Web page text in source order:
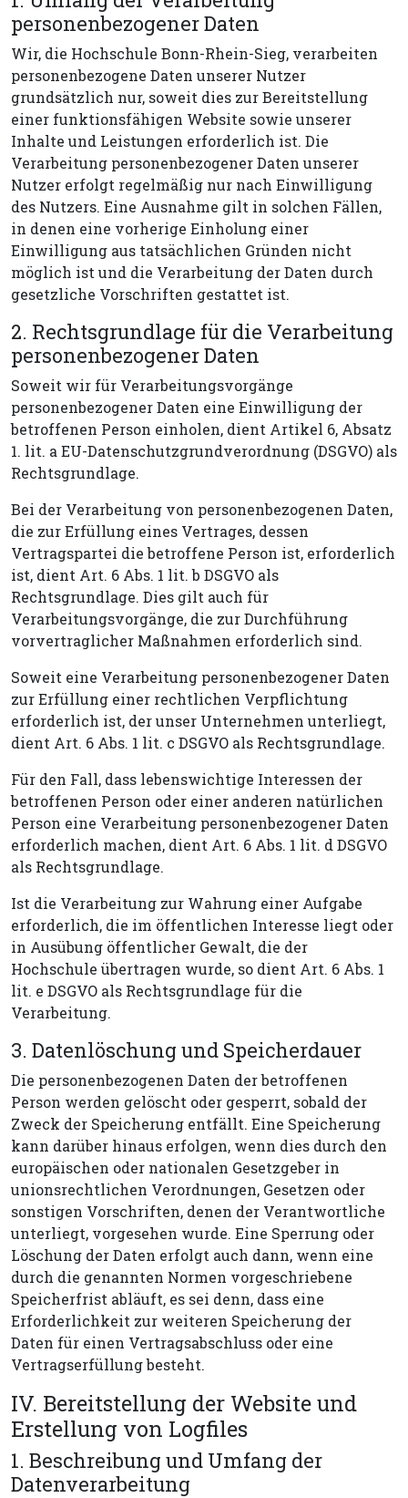
personenbezogener Daten
Wir, die Hochschule Bonn-Rhein-Sieg, verarbeiten
personenbezogene Daten unserer Nutzer
grundsätzlich nur, soweit dies zur Bereitstellung
einer funktionsfähigen Website sowie unserer
Inhalte und Leistungen erforderlich ist. Die
Verarbeitung personenbezogener Daten unserer
Nutzer erfolgt regelmäßig nur nach Einwilligung
des Nutzers. Eine Ausnahme gilt in solchen Fällen,
in denen eine vorherige Einholung einer
Einwilligung aus tatsächlichen Gründen nicht
möglich ist und die Verarbeitung der Daten durch
gesetzliche Vorschriften gestattet ist.
2. Rechtsgrundlage für die Verarbeitung
personenbezogener Daten
Soweit wir für Verarbeitungsvorgänge
personenbezogener Daten eine Einwilligung der
betroffenen Person einholen, dient Artikel 6, Absatz
1. lit. a EU-Datenschutzgrundverordnung (DSGVO) als
Rechtsgrundlage.
Bei der Verarbeitung von personenbezogenen Daten,
die zur Erfüllung eines Vertrages, dessen
Vertragspartei die betroffene Person ist, erforderlich
ist, dient Art. 6 Abs. 1 lit. b DSGVO als
Rechtsgrundlage. Dies gilt auch für
Verarbeitungsvorgänge, die zur Durchführung
vorvertraglicher Maßnahmen erforderlich sind.
Soweit eine Verarbeitung personenbezogener Daten
zur Erfüllung einer rechtlichen Verpflichtung
erforderlich ist, der unser Unternehmen unterliegt,
dient Art. 6 Abs. 1 lit. c DSGVO als Rechtsgrundlage.
Für den Fall, dass lebenswichtige Interessen der
betroffenen Person oder einer anderen natürlichen
Person eine Verarbeitung personenbezogener Daten
erforderlich machen, dient Art. 6 Abs. 1 lit. d DSGVO
als Rechtsgrundlage.
Ist die Verarbeitung zur Wahrung einer Aufgabe
erforderlich, die im öffentlichen Interesse liegt oder
in Ausübung öffentlicher Gewalt, die der
Hochschule übertragen wurde, so dient Art. 6 Abs. 1
lit. e DSGVO als Rechtsgrundlage für die
Verarbeitung.
3. Datenlöschung und Speicherdauer
Die personenbezogenen Daten der betroffenen
Person werden gelöscht oder gesperrt, sobald der
Zweck der Speicherung entfällt. Eine Speicherung
kann darüber hinaus erfolgen, wenn dies durch den
europäischen oder nationalen Gesetzgeber in
unionsrechtlichen Verordnungen, Gesetzen oder
sonstigen Vorschriften, denen der Verantwortliche
unterliegt, vorgesehen wurde. Eine Sperrung oder
Löschung der Daten erfolgt auch dann, wenn eine
durch die genannten Normen vorgeschriebene
Speicherfrist abläuft, es sei denn, dass eine
Erforderlichkeit zur weiteren Speicherung der
Daten für einen Vertragsabschluss oder eine
Vertragserfüllung besteht.
IV. Bereitstellung der Website und
Erstellung von Logfiles
1. Beschreibung und Umfang der
Datenverarbeitung